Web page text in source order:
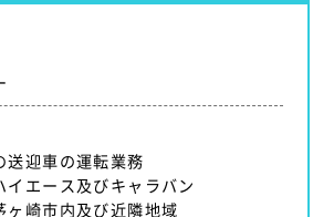
送迎車の運転業務
イエース及びキャラバン
ヶ崎市内及び近隣地域